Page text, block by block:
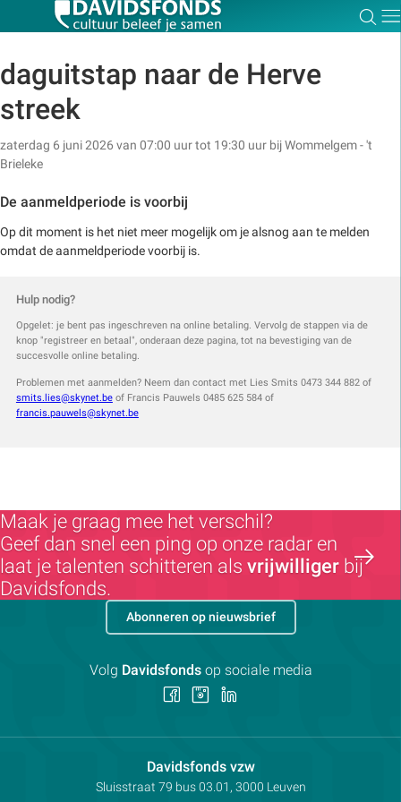
daguitstap naar de Herve
streek
zaterdag 6 juni 2026 van 07:00 uur tot 19:30 uur bijWommelgem - 't
Brieleke
De aanmeldperiode is voorbij
Op dit moment is het niet meer mogelijk om je alsnog aan te melden
omdat de aanmeldperiode voorbij is.
Hulp nodig?
Opgelet: je bent pas ingeschreven na online betaling. Vervolg de stappen via de
knop "registreer en betaal", onderaan deze pagina, tot na bevestiging van de
succesvolle online betaling.
Problemen met aanmelden? Neem dan contact met Lies Smits 0473 344 882 of
smits.lies@skynet.beof Francis Pauwels 0485 625 584 of
francis.pauwels@skynet.be
Maak je graag mee het verschil?
Geef dan snel een ping op onze radar en
laat je talenten schitteren als vrijwilliger bij
Davidsfonds.
Davidsfonds vzwContactpersoon:
Adres:
Sluisstraat 79 bus 03.01, 3000 Leuven
Abonneren op nieuwsbrief
Volg Davidsfondsop sociale media
Volg Volg